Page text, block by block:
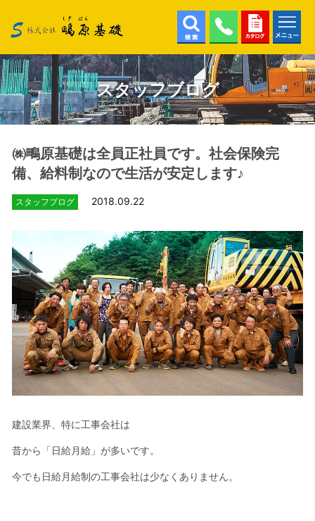
343-
6111
ログ
ュー
スタッフブログ
㈱鴫原基礎は全員正社員です。社会保険完
備、給料制なので生活が安定します♪
スタッフブログ 2018.09.22
建設業界、特に工事会社は
昔から「日給月給」が多いです。
今でも日給月給制の工事会社は少なくありません。